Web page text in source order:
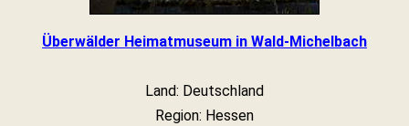
Überwälder Heimatmuseum in Wald-Michelbach
Land: Deutschland
Region: Hessen